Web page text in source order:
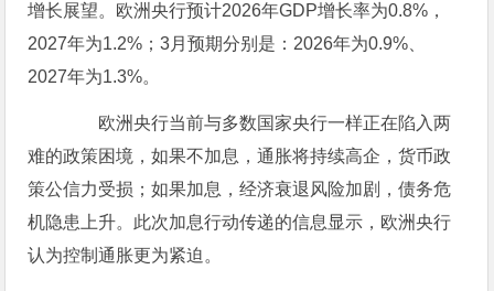
增长展望。欧洲央行预计2026年GDP增长率为0.8%，
2027年为1.2%；3月预期分别是：2026年为0.9%、
2027年为1.3%。
欧洲央行当前与多数国家央行一样正在陷入两
难的政策困境，如果不加息，通胀将持续高企，货币政
策公信力受损；如果加息，经济衰退风险加剧，债务危
机隐患上升。此次加息行动传递的信息显示，欧洲央行
认为控制通胀更为紧迫。